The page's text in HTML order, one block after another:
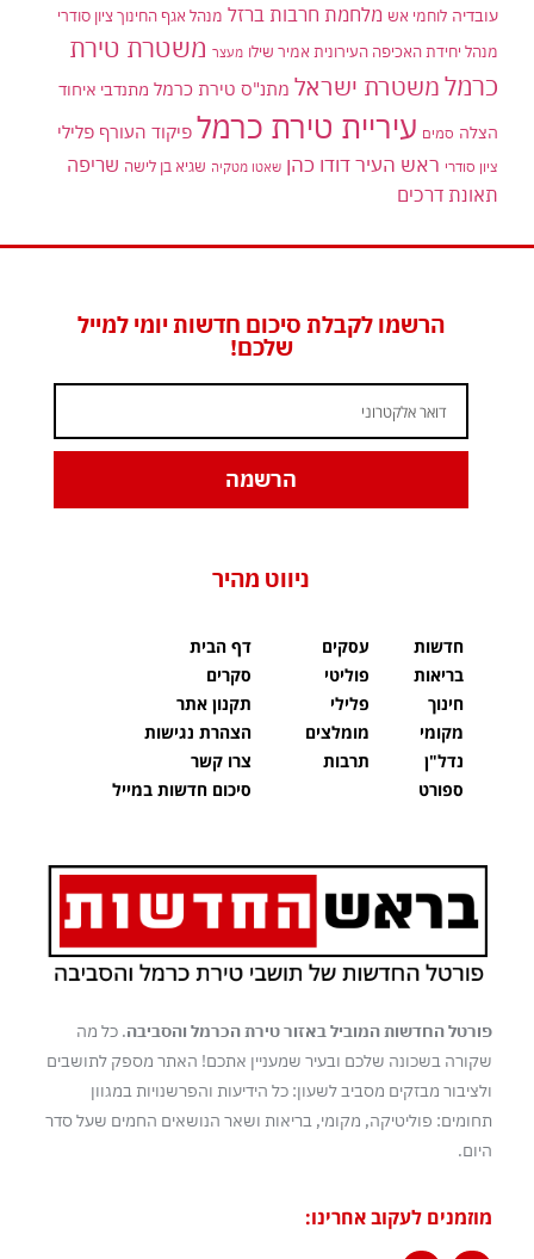
עובדיה לוחמי אש מלחמת חרבות ברזל מנהל אגף החינוך ציון סודרי
מנהל יחידת האכיפה העירונית אמיר שילו מעצר משטרת טירת
כרמלמשטרת ישראל מתנ"ס טירת כרמל מתנדבי איחוד
הצלה סמים עיריית טירת כרמל פיקוד העורף פלילי
ציון סודרי ראש העיר דודו כהן שאטו מטקיה שגיא בן לישה שריפה
תאונת דרכים
הרשמו לקבלת סיכום חדשות יומי למייל
שלכם!
הרשמה
ניווט מהיר
חדשות
בריאות
חינוך
מקומי
נדל"ן
ספורט
עסקים
פוליטי
פלילי
מומלצים
תרבות
דף הבית
סקרים
תקנון אתר
הצהרת נגישות
צרו קשר
סיכום חדשות במייל
פורטל החדשות המוביל באזור טירת הכרמל והסביבה. כל מה
שקורה בשכונה שלכם ובעיר שמעניין אתכם! האתר מספק לתושבים
ולציבור מבזקים מסביב לשעון: כל הידיעות והפרשנויות במגוון
תחומים: פוליטיקה, מקומי, בריאות ושאר הנושאים החמים שעל סדר
היום.
מוזמנים לעקוב אחרינו: